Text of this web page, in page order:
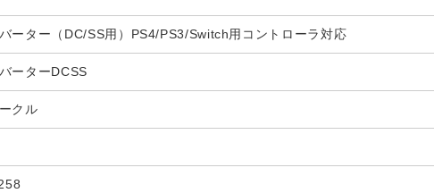
ーター（DC/SS用）PS4/PS3/Switch用コントローラ対応
ーターDCSS
クル